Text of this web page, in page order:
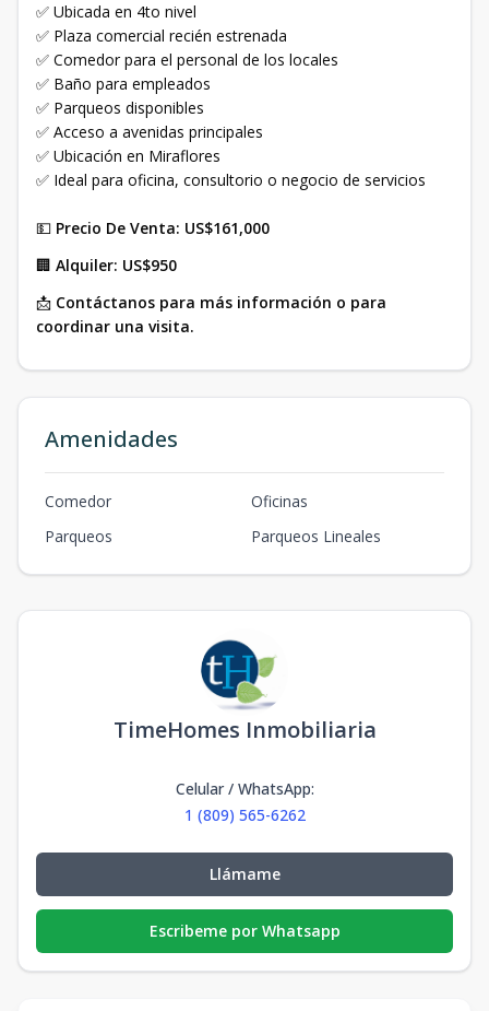
✅ Ubicada en 4to nivel
✅ Plaza comercial recién estrenada
✅ Comedor para el personal de los locales
✅ Baño para empleados
✅ Parqueos disponibles
✅ Acceso a avenidas principales
✅ Ubicación en Miraflores
✅ Ideal para oficina, consultorio o negocio de servicios
💵 Precio De Venta: US$161,000
🏢 Alquiler: US$950
📩 Contáctanos para más información o para
coordinar una visita.
Amenidades
Comedor
Oficinas
Parqueos
Parqueos Lineales
TimeHomes Inmobiliaria
Celular / WhatsApp:
1 (809) 565-6262
Llámame
Escribeme por Whatsapp